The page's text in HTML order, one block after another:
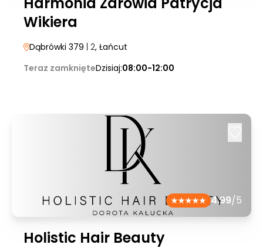
Wikiera
Dąbrówki 379 | 2, Łańcut
Teraz zamknięteDzisiaj:08:00-12:00
4.99/5
Holistic Hair Beauty